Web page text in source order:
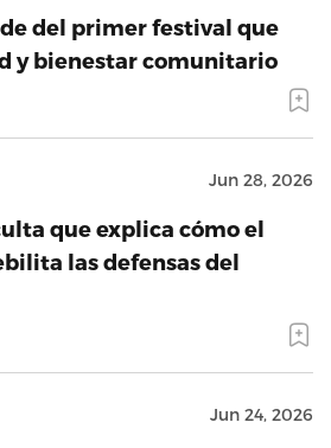
del primer festival que
y bienestar comunitario
Jun 28, 2026
que explica cómo el
las defensas del
Jun 24, 2026